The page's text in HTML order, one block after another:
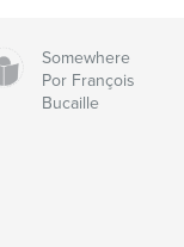
Somewhere
Por François
Bucaille